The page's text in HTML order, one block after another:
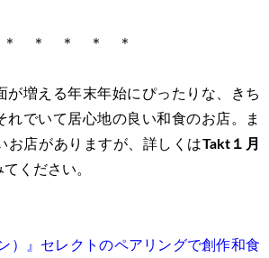
＊ ＊ ＊ ＊ ＊
増える年末年始にぴったりな、きち
れでいて居心地の良い和食のお店。ま
お店がありますが、詳しくはTakt１月
ください。
）』セレクトのペアリングで創作和食